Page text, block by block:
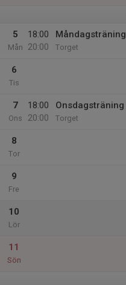
5
Mån
18:00
20:00
Måndagsträning
Torget
6
Tis
7
Ons
18:00
20:00
Onsdagsträning
Torget
8
Tor
9
Fre
10
Lör
11
Sön